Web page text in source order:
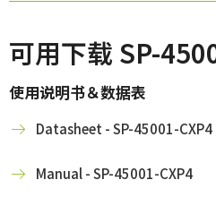
可用下载 SP-
使用说明书＆数据表
Datasheet - SP-45001-CXP4
Manual - SP-45001-CXP4